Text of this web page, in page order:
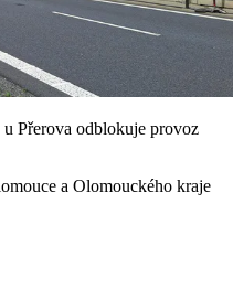
Přerova odblokuje provoz
a Olomouckého kraje